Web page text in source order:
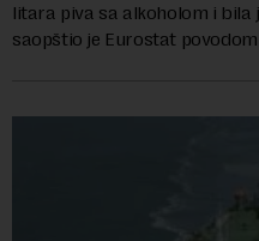
litara piva sa alkoholom i bila
saopštio je Eurostat